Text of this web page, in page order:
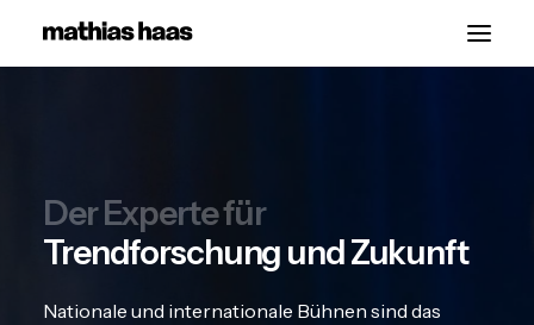
Über
Kontakt
Der Experte für
Trendforschung und Zukunft
Nationale und internationale Bühnen sind das